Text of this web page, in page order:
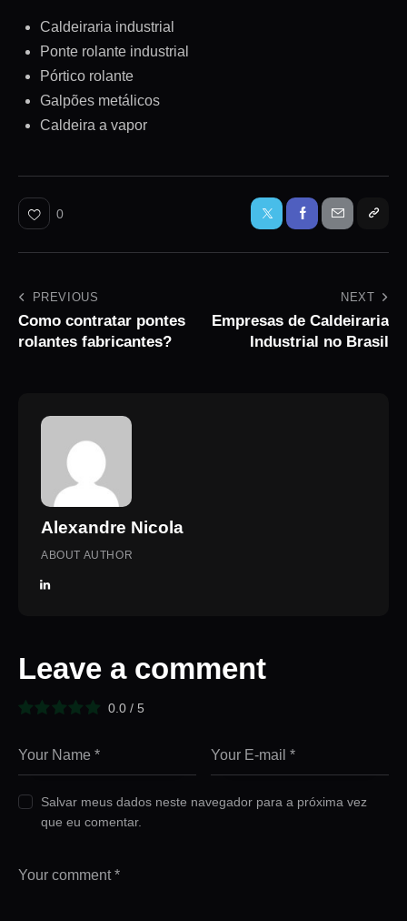
Caldeiraria industrial
Ponte rolante industrial
Pórtico rolante
Galpões metálicos
Caldeira a vapor
0
PREVIOUS
Como contratar pontes
rolantes fabricantes?
NEXT
Empresas de Caldeiraria
Industrial no Brasil
Alexandre Nicola
ABOUT AUTHOR
Leave a comment
0.0 / 5
Salvar meus dados neste navegador para a próxima vez
que eu comentar.